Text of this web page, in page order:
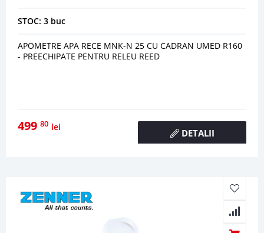
STOC: 3 buc
APOMETRE APA RECE MNK-N 25 CU CADRAN UMED R160
- PREECHIPATE PENTRU RELEU REED
499 80 lei
DETALII